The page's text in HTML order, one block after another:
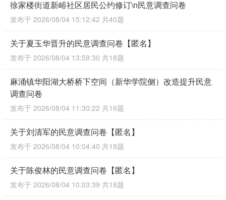
徐家楼街道新峪社区居民公约修订\n民意调查问卷
发布于 2026/08/04 15:12:42 共40题
关于夏玉华晋升的民意调查问卷【匿名】
发布于 2026/08/04 13:59:30 共18题
麻涌镇华阳湖大桥桥下空间（新华学院侧）改造提升民意
调查问卷
发布于 2026/08/04 11:30:22 共16题
关于刘清军的民意调查问卷【匿名】
发布于 2026/08/04 10:04:40 共18题
关于陈俊林的民意调查问卷【匿名】
发布于 2026/08/04 10:03:39 共18题